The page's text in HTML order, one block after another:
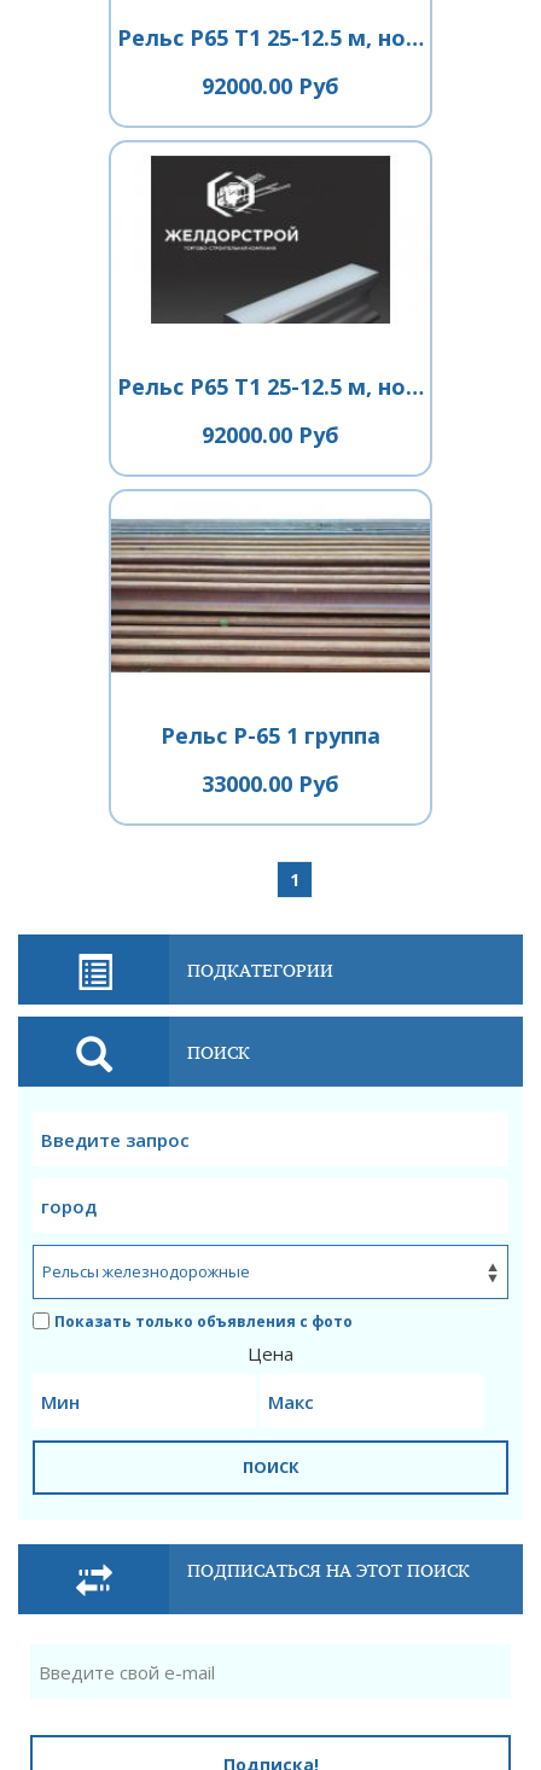
Рельс Р65 Т1 25-12.5 м, новые
92000.00 Руб
Рельс Р65 Т1 25-12.5 м, новые
92000.00 Руб
Рельс Р-65 1 группа
33000.00 Руб
1
ПОДКАТЕГОРИИ
ПОИСК
Показать только объявления с фото
Цена
ПОИСК
ПОДПИСАТЬСЯ НА ЭТОТ ПОИСК
Подписка!